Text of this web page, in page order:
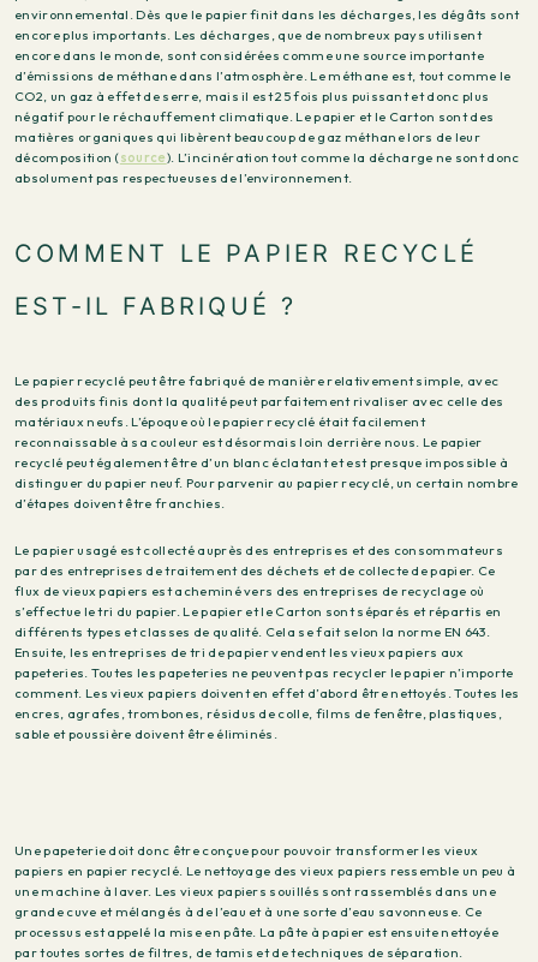
environnemental. Dès que le papier finit dans les décharges, les dégâts sont
encore plus importants. Les décharges, que de nombreux pays utilisent
encore dans le monde, sont considérées comme une source importante
d’émissions de méthane dans l’atmosphère. Le méthane est, tout comme le
CO2, un gaz à effet de serre, mais il est 25 fois plus puissant et donc plus
négatif pour le réchauffement climatique. Le papier et le Carton sont des
matières organiques qui libèrent beaucoup de gaz méthane lors de leur
décomposition (source). L’incinération tout comme la décharge ne sont donc
absolument pas respectueuses de l’environnement.
COMMENT LE PAPIER RECYCLÉ
EST-IL FABRIQUÉ ?
Le papier recyclé peut être fabriqué de manière relativement simple, avec
des produits finis dont la qualité peut parfaitement rivaliser avec celle des
matériaux neufs. L’époque où le papier recyclé était facilement
reconnaissable à sa couleur est désormais loin derrière nous. Le papier
recyclé peut également être d’un blanc éclatant et est presque impossible à
distinguer du papier neuf. Pour parvenir au papier recyclé, un certain nombre
d’étapes doivent être franchies.
Le papier usagé est collecté auprès des entreprises et des consommateurs
par des entreprises de traitement des déchets et de collecte de papier. Ce
flux de vieux papiers est acheminé vers des entreprises de recyclage où
s’effectue le tri du papier. Le papier et le Carton sont séparés et répartis en
différents types et classes de qualité. Cela se fait selon la norme EN 643.
Ensuite, les entreprises de tri de papier vendent les vieux papiers aux
papeteries. Toutes les papeteries ne peuvent pas recycler le papier n’importe
comment. Les vieux papiers doivent en effet d’abord être nettoyés. Toutes les
encres, agrafes, trombones, résidus de colle, films de fenêtre, plastiques,
sable et poussière doivent être éliminés.
Une papeterie doit donc être conçue pour pouvoir transformer les vieux
papiers en papier recyclé. Le nettoyage des vieux papiers ressemble un peu à
une machine à laver. Les vieux papiers souillés sont rassemblés dans une
grande cuve et mélangés à de l’eau et à une sorte d’eau savonneuse. Ce
processus est appelé la mise en pâte. La pâte à papier est ensuite nettoyée
par toutes sortes de filtres, de tamis et de techniques de séparation.